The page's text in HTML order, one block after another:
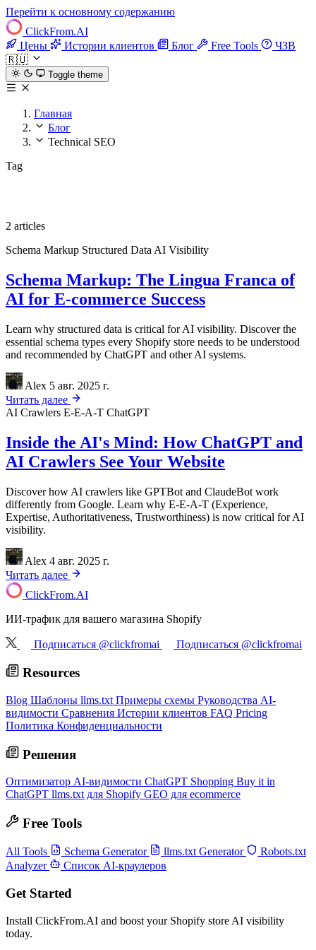
Перейти к основному содержанию
ClickFrom.AI
Цены
Истории клиентов Блог Free Tools
ЧЗВ
🇷🇺
Toggle theme
Главная
Блог
Technical SEO
Tag
2 articles
Schema Markup Structured Data AI Visibility
Schema Markup: The Lingua Franca of
AI for E-commerce Success
Learn why structured data is critical for AI visibility. Discover the
essential schema types every Shopify store needs to be understood
and recommended by ChatGPT and other AI systems.
Alex 5 авг. 2025 г.
Читать далее
AI Crawlers E-E-A-T ChatGPT
Inside the AI's Mind: How ChatGPT and
AI Crawlers See Your Website
Discover how AI crawlers like GPTBot and ClaudeBot work
differently from Google. Learn why E-E-A-T (Experience,
Expertise, Authoritativeness, Trustworthiness) is now critical for AI
visibility.
Alex 4 авг. 2025 г.
Читать далее
ClickFrom.AI
ИИ-трафик для вашего магазина Shopify
Подписаться @clickfromai Подписаться @clickfromai
Resources
Blog Шаблоны llms.txt Примеры схемы Руководства AI-
видимости Сравнения Истории клиентов FAQ Pricing
Политика Конфиденциальности
Решения
Оптимизатор AI-видимости ChatGPT Shopping Buy it in
ChatGPT llms.txt для Shopify GEO для ecommerce
Free Tools
All Tools Schema Generator llms.txt Generator
Robots.txt
Analyzer
Список AI-краулеров
Get Started
Install ClickFrom.AI and boost your Shopify store AI visibility
today.